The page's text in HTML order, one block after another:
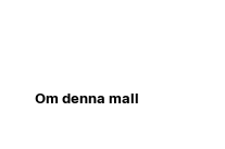
Om denna mall